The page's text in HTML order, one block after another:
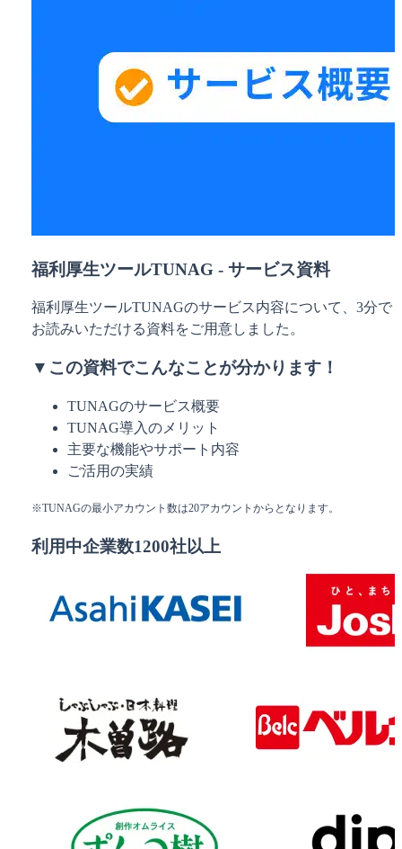
福利厚生ツールTUNAG - サービス資料
福利厚生ツールTUNAGのサービス内容について、3分で
お読みいただける資料をご用意しました。
▼この資料でこんなことが分かります！
TUNAGのサービス概要
TUNAG導入のメリット
主要な機能やサポート内容
ご活用の実績
※TUNAGの最小アカウント数は20アカウントからとなります。
利用中企業数1200社以上